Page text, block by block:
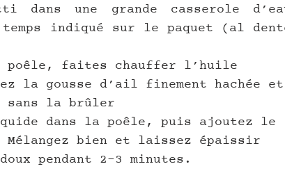
dans une grande casserole
indiqué sur le paquet (al
poêle, faites chauffer l’huile
la gousse d’ail finement hachée et
la brûler
dans la poêle, puis ajoutez le
bien et laissez épaissir
pendant 2-3 minutes.